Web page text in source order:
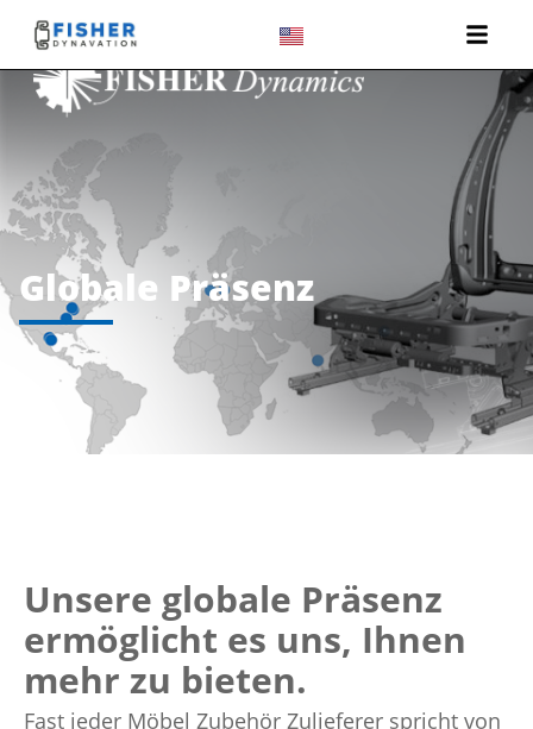
Globale Präsenz
Unsere globale Präsenz
ermöglicht es uns, Ihnen
mehr zu bieten.
Fast jeder Möbel Zubehör Zulieferer spricht von